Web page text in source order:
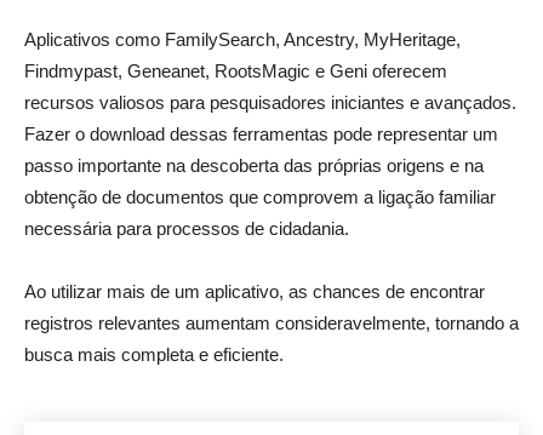
Aplicativos como FamilySearch, Ancestry, MyHeritage,
Findmypast, Geneanet, RootsMagic e Geni oferecem
recursos valiosos para pesquisadores iniciantes e avançados.
Fazer o download dessas ferramentas pode representar um
passo importante na descoberta das próprias origens e na
obtenção de documentos que comprovem a ligação familiar
necessária para processos de cidadania.
Ao utilizar mais de um aplicativo, as chances de encontrar
registros relevantes aumentam consideravelmente, tornando a
busca mais completa e eficiente.